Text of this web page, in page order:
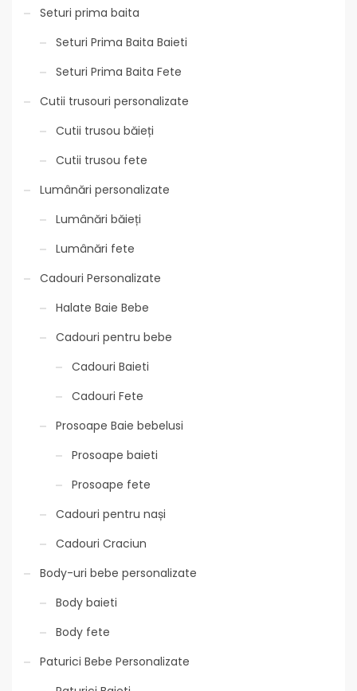
Seturi prima baita
Seturi Prima Baita Baieti
Seturi Prima Baita Fete
Cutii trusouri personalizate
Cutii trusou băieți
Cutii trusou fete
Lumânări personalizate
Lumânări băieți
Lumânări fete
Cadouri Personalizate
Halate Baie Bebe
Cadouri pentru bebe
Cadouri Baieti
Cadouri Fete
Prosoape Baie bebelusi
Prosoape baieti
Prosoape fete
Cadouri pentru nași
Cadouri Craciun
Body-uri bebe personalizate
Body baieti
Body fete
Paturici Bebe Personalizate